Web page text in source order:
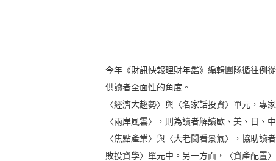
今年《財訊快報理財年鑑》編輯團隊循往例
供讀者全面性的角度。
〈經濟大趨勢〉與〈名家話投資〉單元，專
〈兩岸風雲〉，則為讀者解讀歐、美、日、
〈焦點產業〉與〈大老闆看景氣〉，協助
敗投資學〉單元中。另一方面，〈資產配置